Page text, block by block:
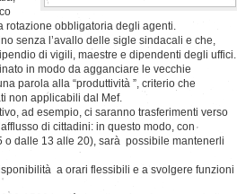
rotazione obbligatoria degli agenti.
senza l’avallo delle sigle sindacali e che,
di vigili, maestre e dipendenti degli uffici.
in modo da agganciare le vecchie
parola alla “produttività ”, criterio che
non applicabili dal Mef.
ad esempio, ci saranno trasferimenti verso
di cittadini: in questo modo, con
o dalle 13 alle 20), sarà possibile mantenerli
a orari flessibili e a svolgere funzioni